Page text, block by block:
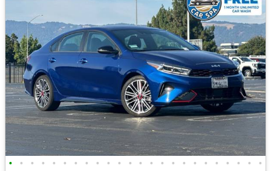
• • • • • • • • • • • • • • • • • • • • • • • •